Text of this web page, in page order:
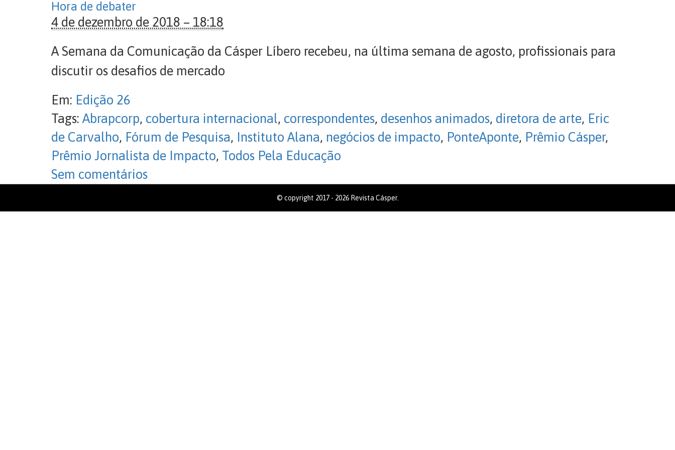
Hora de debater
4 de dezembro de 2018 – 18:18
A Semana da Comunicação da Cásper Líbero recebeu, na última semana de agosto, profissionais para
discutir os desafios de mercado
Em: Edição 26
Tags: Abrapcorp, cobertura internacional, correspondentes, desenhos animados, diretora de arte, Eric
de Carvalho, Fórum de Pesquisa, Instituto Alana, negócios de impacto, PonteAponte, Prêmio Cásper,
Prêmio Jornalista de Impacto, Todos Pela Educação
Sem comentários
© copyright 2017 - 2026 Revista Cásper.